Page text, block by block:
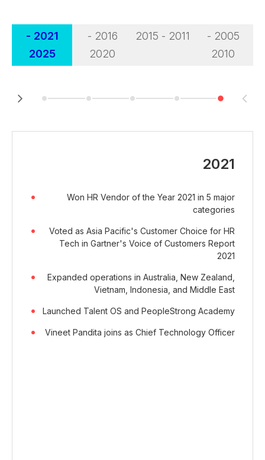
2005 -
2010
2011 - 2015
2016 -
2020
2021 -
2025
2021
Won HR Vendor of the Year 2021 in 5 major
categories
Voted as Asia Pacific's Customer Choice for HR
Tech in Gartner's Voice of Customers Report
2021
Expanded operations in Australia, New Zealand,
Vietnam, Indonesia, and Middle East
Launched Talent OS and PeopleStrong Academy
Vineet Pandita joins as Chief Technology Officer